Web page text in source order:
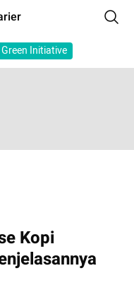
Green Initiative
Kopi